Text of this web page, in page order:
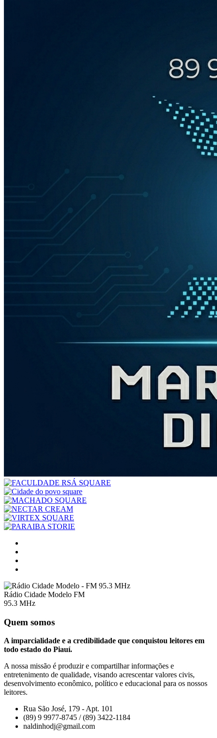
Rádio Cidade Modelo FM
95.3 MHz
Quem somos
A imparcialidade e a credibilidade que conquistou leitores em
todo estado do Piauí.
A nossa missão é produzir e compartilhar informações e
entretenimento de qualidade, visando acrescentar valores civis,
desenvolvimento econômico, político e educacional para os nossos
leitores.
Rua São José, 179 - Apt. 101
(89) 9 9977-8745 / (89) 3422-1184
naldinhodj@gmail.com